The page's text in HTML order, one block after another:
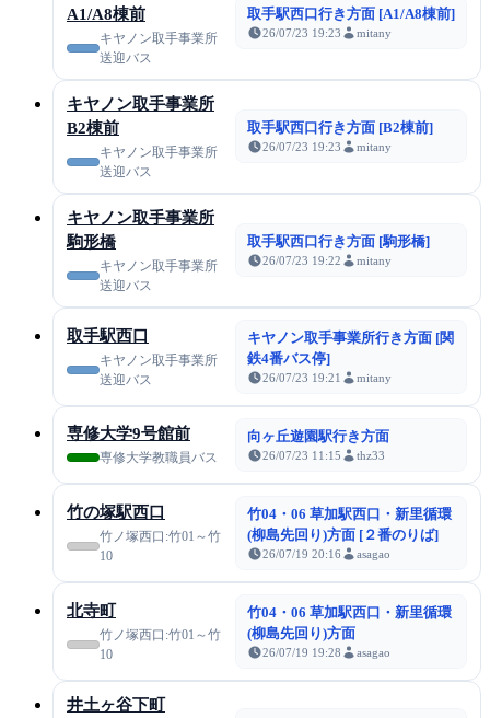
A1/A8棟前
キヤノン取手事業所
送迎バス
取手駅西口行き方面 [A1/A8棟前]
26/07/23 19:23 mitany
キヤノン取手事業所
B2棟前
キヤノン取手事業所
送迎バス
取手駅西口行き方面 [B2棟前]
26/07/23 19:23 mitany
キヤノン取手事業所
駒形橋
キヤノン取手事業所
送迎バス
取手駅西口行き方面 [駒形橋]
26/07/23 19:22 mitany
取手駅西口
キヤノン取手事業所
送迎バス
キヤノン取手事業所行き方面 [関
鉄4番バス停]
26/07/23 19:21 mitany
専修大学9号館前
専修大学教職員バス
向ヶ丘遊園駅行き方面
26/07/23 11:15 thz33
竹の塚駅西口
竹ノ塚西口:竹01～竹
10
竹04・06 草加駅西口・新里循環
(柳島先回り)方面 [２番のりば]
26/07/19 20:16 asagao
北寺町
竹ノ塚西口:竹01～竹
10
竹04・06 草加駅西口・新里循環
(柳島先回り)方面
26/07/19 19:28 asagao
井土ヶ谷下町